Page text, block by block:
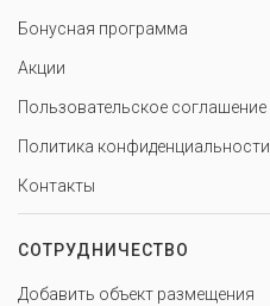
Бонусная программа
Акции
Пользовательское соглашение
Политика конфиденциальности
Контакты
СОТРУДНИЧЕСТВО
Добавить объект размещения